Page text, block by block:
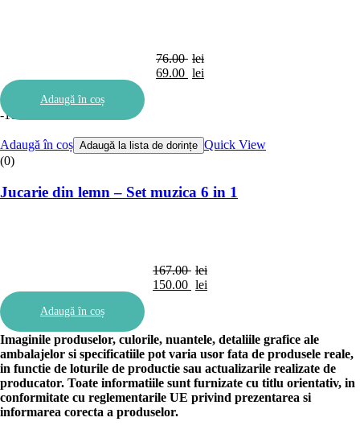
76.00 lei
Prețul
69.00 lei
Adaugă în coș
-10%
Adaugă în coș Adaugă la lista de dorințe Quick View
(0)
Jucarie din lemn – Set muzica 6 in 1
167.00 lei
Prețul
167.00 lei.
150.00 lei
150.00 lei.
Adaugă în coș
Imaginile produselor, culorile, nuantele, detaliile grafice ale
ambalajelor si specificatiile pot varia usor fata de produsele reale,
in functie de loturile de productie sau actualizarile realizate de
producator. Toate informatiile sunt furnizate cu titlu orientativ, in
conformitate cu reglementarile UE privind prezentarea si
informarea corecta a produselor.